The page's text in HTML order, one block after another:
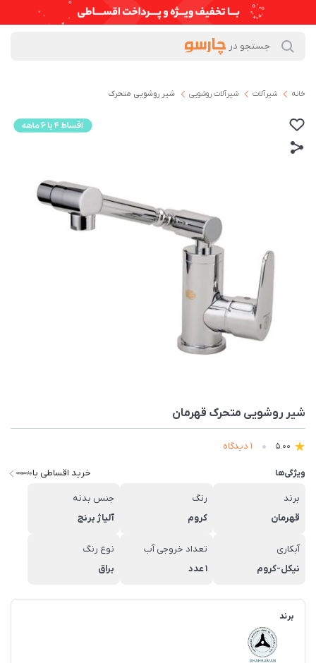
خانه شیرآلات شیرآلات روشویی شیر روشویی متحرک
شیر روشویی متحرک قهرمان
5.00 1 دیدگاه
ویژگی‌ها خرید اقساطی با
برند
قهرمان
رنگ
کروم
جنس بدنه
آلیاژ برنج
آبکاری
نیکل-کروم
تعداد خروجی آب
1 عدد
نوع رنگ
براق
برند